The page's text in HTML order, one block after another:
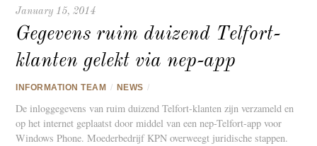
January 15, 2014
Gegevens ruim duizend Telfort-
klanten gelekt via nep-app
INFORMATION TEAM / NEWS /
De inloggegevens van ruim duizend Telfort-klanten zijn verzameld en
op het internet geplaatst door middel van een nep-Telfort-app voor
Windows Phone. Moederbedrijf KPN overweegt juridische stappen.